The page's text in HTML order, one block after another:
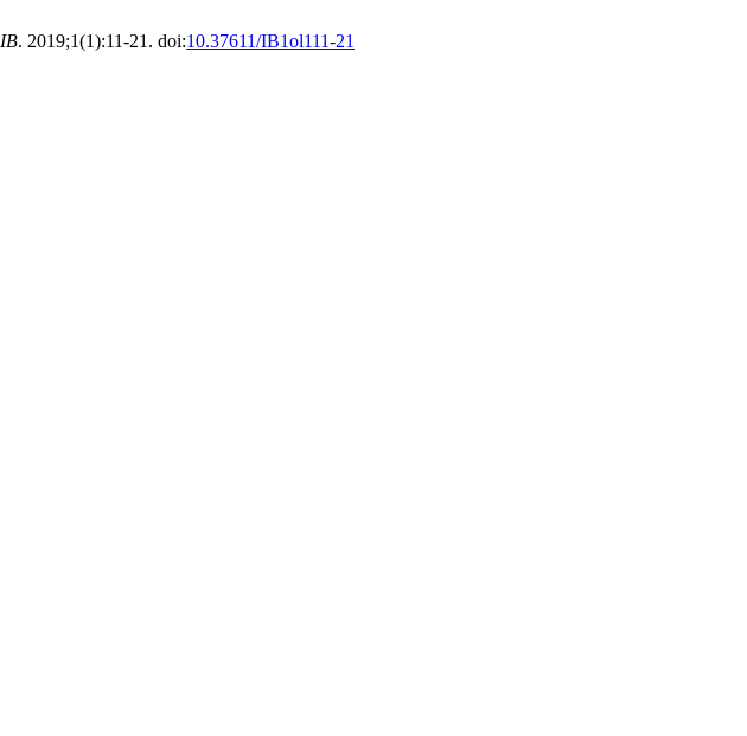
IB. 2019;1(1):11-21. doi:10.37611/IB1ol111-21